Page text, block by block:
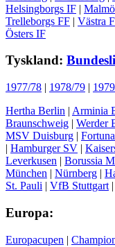
Helsingborgs IF |
Trelleborgs FF | Västra
Östers IF
Tyskland:
1977/78 | 1978/79 |
Hertha Berlin | Arminia
Braunschweig | Werder
MSV Duisburg |
| Hamburger SV |
Leverkusen | Borussia
München | Nürnberg |
St. Pauli | VfB Stuttgart |
Europa:
Europacupen |